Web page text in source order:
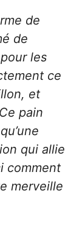
de
de
les
ce
et
pain
qui allie
comment
merveille